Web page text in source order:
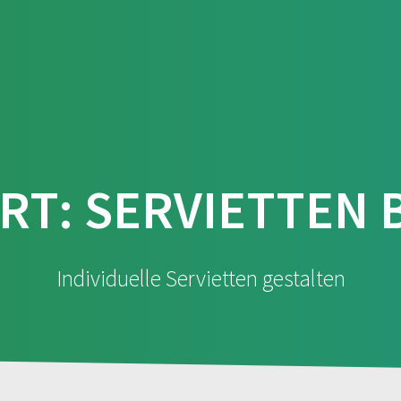
SERVIETTEN
Individuelle Servietten gestalten